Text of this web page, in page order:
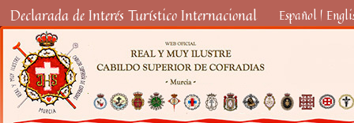
Declarada de Interés Turístico Internacional Español |